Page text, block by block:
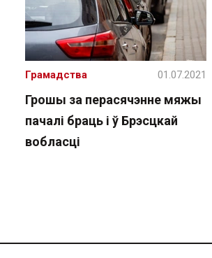
Грошы за перасячэнне мяжы
пачалі браць і ў Брэсцкай
вобласці
Грамадства 01.07.2021